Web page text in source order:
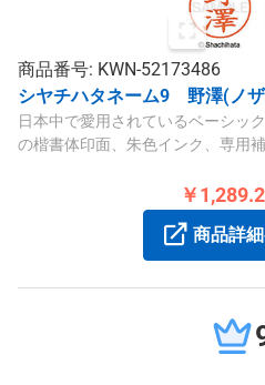
商品番号: KWN-52173486
シヤチハタネーム9 野澤(ノ
日本中で愛用されているベーシッ
の楷書体印面、朱色インク、専用
￥
商品詳